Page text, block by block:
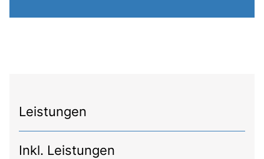
Leistungen
Inkl. Leistungen